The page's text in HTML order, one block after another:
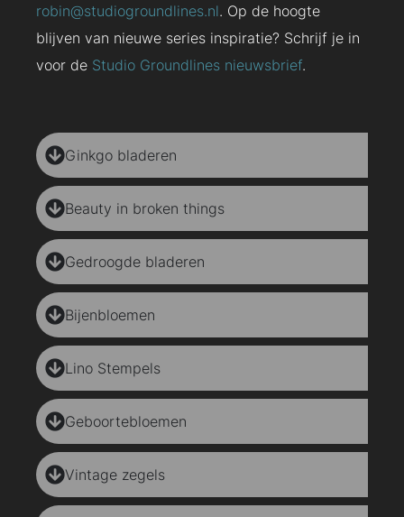
robin@studiogroundlines.nl. Op de hoogte
blijven van nieuwe series inspiratie? Schrijf je in
voor de Studio Groundlines nieuwsbrief.
Ginkgo bladeren
Beauty in broken things
Gedroogde bladeren
Bijenbloemen
Lino Stempels
Geboortebloemen
Vintage zegels